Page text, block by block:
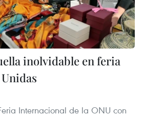
inolvidable en feria
Internacional de la ONU con